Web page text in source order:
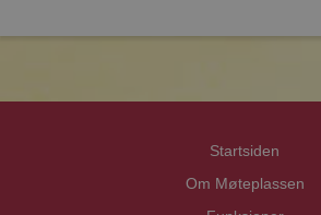
Startsiden
Om Møteplassen